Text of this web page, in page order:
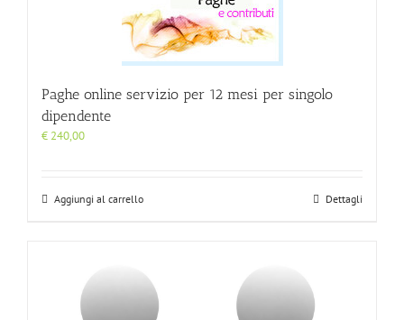
Paghe online servizio per 12 mesi per singolo
dipendente
€ 240,00
Aggiungi al carrello Dettagli